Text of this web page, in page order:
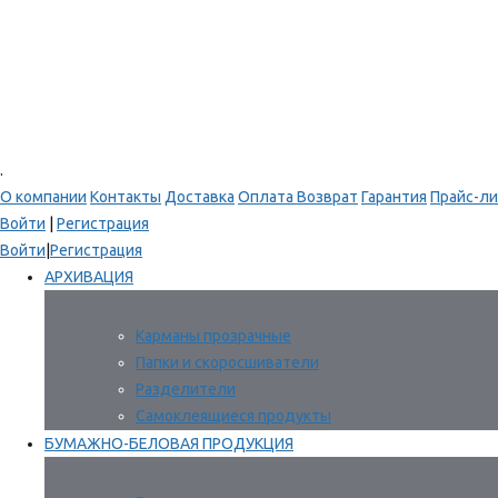
.
О компании Контакты Доставка Оплата Возврат Гарантия Прайс-
Войти
Регистрация
Войти Регистрация
АРХИВАЦИЯ
Карманы прозрачные
Папки и скоросшиватели
Разделители
Самоклеящиеся продукты
БУМАЖНО-БЕЛОВАЯ ПРОДУКЦИЯ